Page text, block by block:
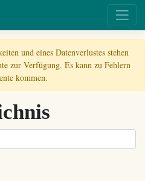
und eines Datenverlustes stehen
zur Verfügung. Es kann zu Fehlern
kommen.